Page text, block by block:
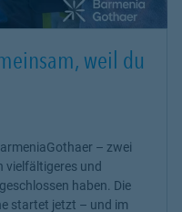
weil du
– zwei
vielfältigeres und
haben. Die
startet jetzt – und im